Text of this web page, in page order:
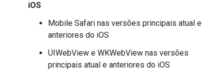
iOS
Mobile Safari nas versões principais atual e
anteriores do iOS
UIWebView e WKWebView nas versões
principais atual e anteriores do iOS